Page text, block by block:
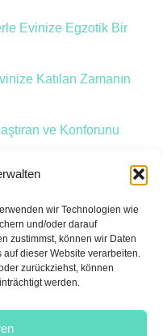
wir Technologien wie
und/oder darauf
zustimmst, können wir Daten
dieser Website verarbeiten.
zurückziehst, können
werden.
Evinize Egzotik Bir
Katılan Zamanın
ve Konforunu
1 2